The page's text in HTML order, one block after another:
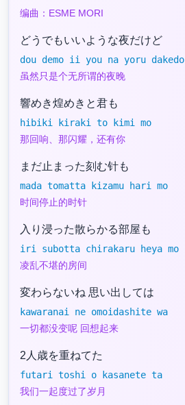
编曲：ESME MORI
どうでもいいような夜だけど
dou demo ii you na yoru dakedo
虽然只是个无所谓的夜晚
響めき煌めきと君も
hibiki kiraki to kimi mo
那回响、那闪耀，还有你
まだ止まった刻む针も
mada tomatta kizamu hari mo
时间停止的时针
入り浸った散らかる部屋も
iri subotta chirakaru heya mo
凌乱不堪的房间
変わらないね 思い出しては
kawaranai ne omoidashite wa
一切都没变呢 回想起来
2人歳を重ねてた
futari toshi o kasanete ta
我们一起度过了岁月